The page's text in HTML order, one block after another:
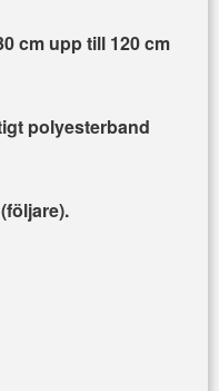
cm upp till 120 cm
polyesterband